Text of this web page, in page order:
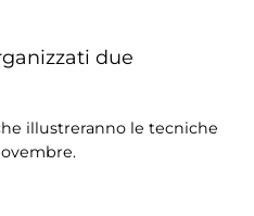
due
illustreranno le tecniche